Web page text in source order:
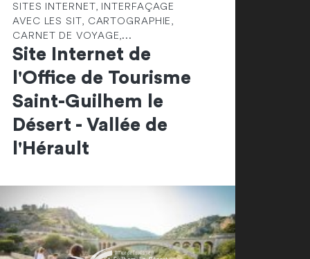
SITES INTERNET, INTERFAÇAGE
AVEC LES SIT, CARTOGRAPHIE,
CARNET DE VOYAGE,...
Site Internet de
l'Office de Tourisme
Saint-Guilhem le
Désert - Vallée de
l'Hérault